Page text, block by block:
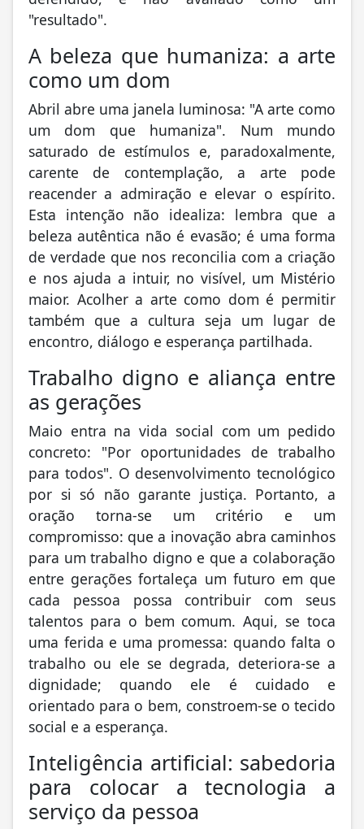
"resultado".
A beleza que humaniza: a arte
como um dom
Abril abre uma janela luminosa: "A arte como
um dom que humaniza". Num mundo
saturado de estímulos e, paradoxalmente,
carente de contemplação, a arte pode
reacender a admiração e elevar o espírito.
Esta intenção não idealiza: lembra que a
beleza autêntica não é evasão; é uma forma
de verdade que nos reconcilia com a criação
e nos ajuda a intuir, no visível, um Mistério
maior. Acolher a arte como dom é permitir
também que a cultura seja um lugar de
encontro, diálogo e esperança partilhada.
Trabalho digno e aliança entre
as gerações
Maio entra na vida social com um pedido
concreto: "Por oportunidades de trabalho
para todos". O desenvolvimento tecnológico
por si só não garante justiça. Portanto, a
oração torna-se um critério e um
compromisso: que a inovação abra caminhos
para um trabalho digno e que a colaboração
entre gerações fortaleça um futuro em que
cada pessoa possa contribuir com seus
talentos para o bem comum. Aqui, se toca
uma ferida e uma promessa: quando falta o
trabalho ou ele se degrada, deteriora-se a
dignidade; quando ele é cuidado e
orientado para o bem, constroem-se o tecido
social e a esperança.
Inteligência artificial: sabedoria
para colocar a tecnologia a
serviço da pessoa